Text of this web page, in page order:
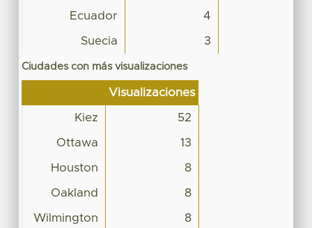
Ecuador 4
Suecia 3
Ciudades con más visualizaciones
Visualizaciones
Kiez 52
Ottawa 13
Houston 8
Oakland 8
Wilmington 8